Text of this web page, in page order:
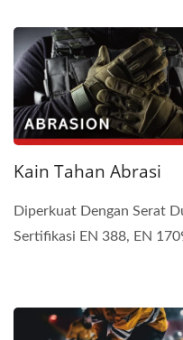
Kain Tahan Abrasi
Diperkuat Dengan Serat
Sertifikasi EN 388, EN